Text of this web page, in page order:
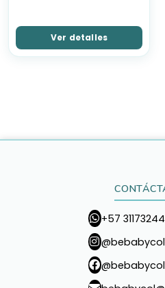
Ver detalles
+57